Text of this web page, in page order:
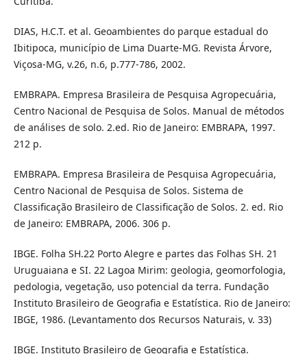
DIAS, H.C.T. et al. Geoambientes do parque estadual do
Ibitipoca, município de Lima Duarte-MG. Revista Árvore,
Viçosa-MG, v.26, n.6, p.777-786, 2002.
EMBRAPA. Empresa Brasileira de Pesquisa Agropecuária,
Centro Nacional de Pesquisa de Solos. Manual de métodos
de análises de solo. 2.ed. Rio de Janeiro: EMBRAPA, 1997.
212 p.
EMBRAPA. Empresa Brasileira de Pesquisa Agropecuária,
Centro Nacional de Pesquisa de Solos. Sistema de
Classificação Brasileiro de Classificação de Solos. 2. ed. Rio
de Janeiro: EMBRAPA, 2006. 306 p.
IBGE. Folha SH.22 Porto Alegre e partes das Folhas SH. 21
Uruguaiana e SI. 22 Lagoa Mirim: geologia, geomorfologia,
pedologia, vegetação, uso potencial da terra. Fundação
Instituto Brasileiro de Geografia e Estatística. Rio de Janeiro:
IBGE, 1986. (Levantamento dos Recursos Naturais, v. 33)
IBGE. Instituto Brasileiro de Geografia e Estatística.